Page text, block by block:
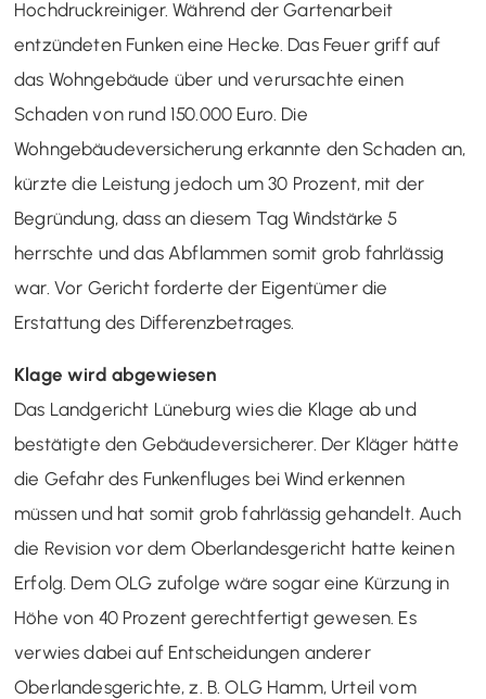
Hochdruckreiniger. Während der Gartenarbeit
entzündeten Funken eine Hecke. Das Feuer griff auf
das Wohngebäude über und verursachte einen
Schaden von rund 150.000 Euro. Die
Wohngebäudeversicherung erkannte den Schaden an,
kürzte die Leistung jedoch um 30 Prozent, mit der
Begründung, dass an diesem Tag Windstärke 5
herrschte und das Abflammen somit grob fahrlässig
war. Vor Gericht forderte der Eigentümer die
Erstattung des Differenzbetrages.
Klage wird abgewiesen
Das Landgericht Lüneburg wies die Klage ab und
bestätigte den Gebäudeversicherer. Der Kläger hätte
die Gefahr des Funkenfluges bei Wind erkennen
müssen und hat somit grob fahrlässig gehandelt. Auch
die Revision vor dem Oberlandesgericht hatte keinen
Erfolg. Dem OLG zufolge wäre sogar eine Kürzung in
Höhe von 40 Prozent gerechtfertigt gewesen. Es
verwies dabei auf Entscheidungen anderer
Oberlandesgerichte, z. B. OLG Hamm, Urteil vom